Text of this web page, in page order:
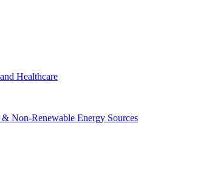
Healthcare
Non-Renewable Energy Sources